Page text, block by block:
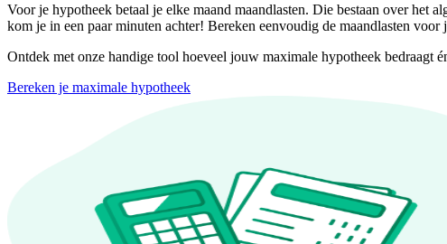
Voor je hypotheek betaal je elke maand maandlasten. Die bestaan over het
kom je in een paar minuten achter! Bereken eenvoudig de maandlasten voor
Ontdek met onze handige tool hoeveel jouw maximale hypotheek bedraagt
Bereken je maximale hypotheek